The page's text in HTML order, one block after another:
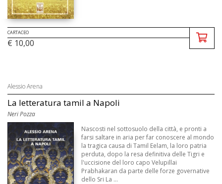
CARTACEO
€ 10,00
Alessio Arena
La letteratura tamil a Napoli
Neri Pozza
Nascosti nel sottosuolo della città, e pronti a
farsi saltare in aria per far conoscere al mondo
la tragica causa di Tamil Eelam, la loro patria
perduta, dopo la resa definitiva delle Tigri e
l'uccisione del loro capo Velupillai
Prabhakaran da parte delle forze governative
dello Sri La ...